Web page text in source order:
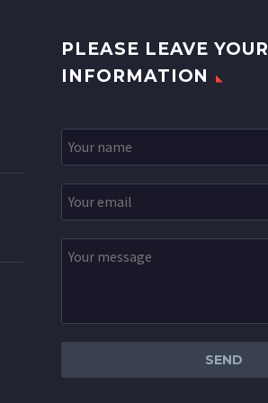
PLEASE LEAVE YOUR
INFORMATION